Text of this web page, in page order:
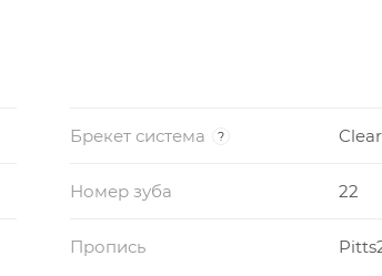
Брекет система ?
Номер зуба 22
Пропись